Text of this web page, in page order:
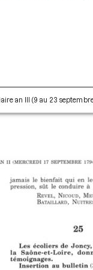
an III (9 au 23 septembre